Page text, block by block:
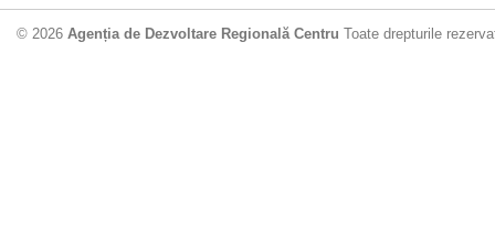
© 2026 Agenția de Dezvoltare Regională Centru Toate drepturile